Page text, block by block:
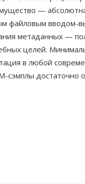
—
файловым вводом-
метаданных —
целей.
в любой
достаточно